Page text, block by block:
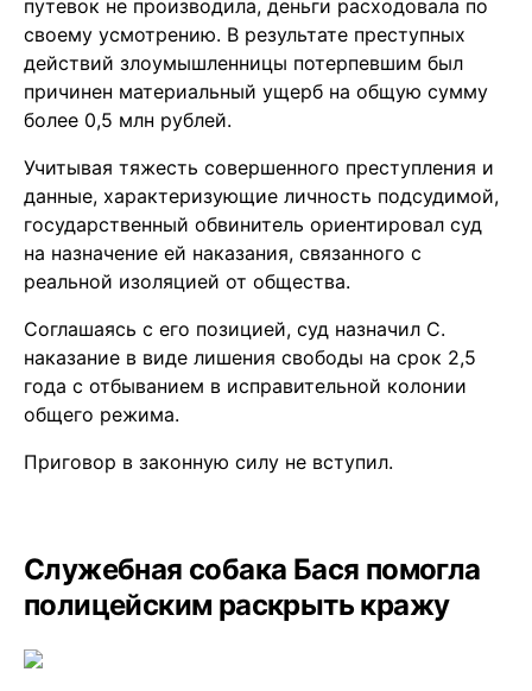
путевок не производила, деньги расходовала по
своему усмотрению. В результате преступных
действий злоумышленницы потерпевшим был
причинен материальный ущерб на общую сумму
более 0,5 млн рублей.
Учитывая тяжесть совершенного преступления и
данные, характеризующие личность подсудимой,
государственный обвинитель ориентировал суд
на назначение ей наказания, связанного с
реальной изоляцией от общества.
Соглашаясь с его позицией, суд назначил С.
наказание в виде лишения свободы на срок 2,5
года с отбыванием в исправительной колонии
общего режима.
Приговор в законную силу не вступил.
Служебная собака Бася помогла
полицейским раскрыть кражу